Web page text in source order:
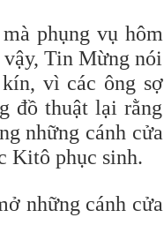
phụng vụ hôm
vậy, Tin Mừng nói
vì các ông sợ
đồ thuật lại rằng
những cánh cửa
Kitô phục sinh.
những cánh cửa